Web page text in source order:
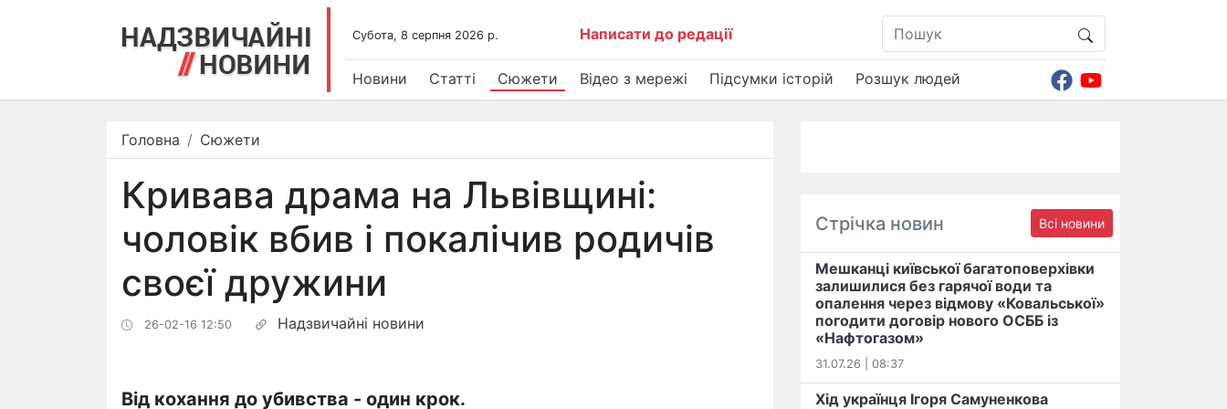
Субота, 8 серпня 2026 р. Написати до редації
Новини Статті Сюжети Відео з мережі Підсумки історій Розшук людей
Головна Сюжети
Кривава драма на Львівщині:
чоловік вбив і покалічив родичів
своєї дружини
26-02-16 12:50 Надзвичайні новини
Від кохання до убивства - один крок.
Стрічка новин Всі новини
Мешканці київської багатоповерхівки
залишилися без гарячої води та
опалення через відмову «Ковальської»
погодити договір нового ОСББ із
«Нафтогазом»
31.07.26 | 08:37
Хід українця Ігоря Самуненкова